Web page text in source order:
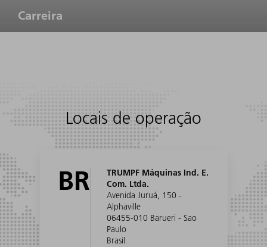
Carreira
Locais de operação
BR
TRUMPF Máquinas Ind. E.
Com. Ltda.
Avenida Juruá, 150 -
Alphaville
06455-010 Barueri - Sao
Paulo
Brasil